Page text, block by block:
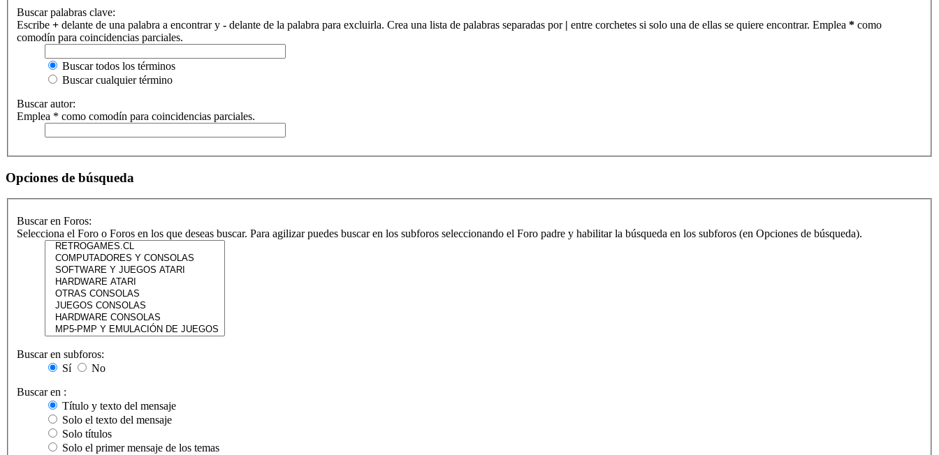
Buscar palabras clave:
Escribe + delante de una palabra a encontrar y - delante de la palabra para excluirla. Crea una lista de palabras separadas por | entre corchetes si solo una de ellas se quiere encontrar. Emplea * como
comodín para coincidencias parciales.
Buscar todos los términos
Buscar cualquier término
Buscar autor:
Emplea * como comodín para coincidencias parciales.
Opciones de búsqueda
Buscar en Foros:
Selecciona el Foro o Foros en los que deseas buscar. Para agilizar puedes buscar en los subforos seleccionando el Foro padre y habilitar la búsqueda en los subforos (en Opciones de búsqueda).
Buscar en subforos:
Sí
No
Buscar en :
Título y texto del mensaje
Solo el texto del mensaje
Solo títulos
Solo el primer mensaje de los temas